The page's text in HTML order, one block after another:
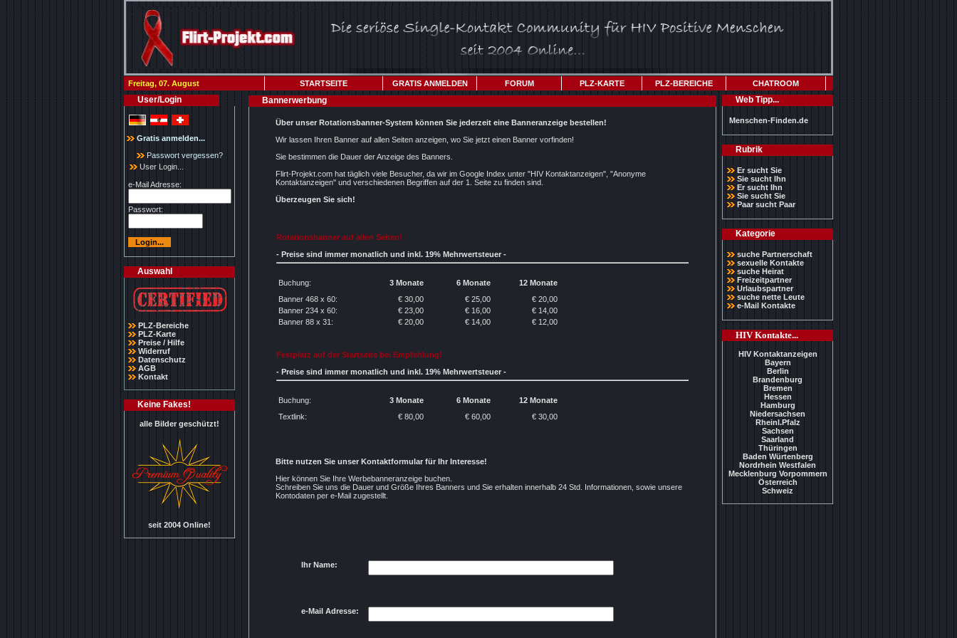
Freitag, 07. August STARTSEITE GRATIS ANMELDEN FORUM PLZ-KARTE PLZ-BEREICHE CHATROOM
User/Login
Gratis anmelden...
Passwort vergessen?
User Login...
e-Mail Adresse:
Passwort:
Auswahl
PLZ-Bereiche
PLZ-Karte
Preise / Hilfe
Widerruf
Datenschutz
AGB
Kontakt
Keine Fakes!
alle Bilder geschützt!
seit 2004 Online!
Bannerwerbung
Über unser Rotationsbanner-System können Sie jederzeit eine Banneranzeige bestellen!
Wir lassen Ihren Banner auf allen Seiten anzeigen, wo Sie jetzt einen Banner vorfinden!
Sie bestimmen die Dauer der Anzeige des Banners.
Flirt-Projekt.com hat täglich viele Besucher, da wir im Google Index unter "HIV Kontaktanzeigen", "Anonyme
Kontaktanzeigen" und verschiedenen Begriffen auf der 1. Seite zu finden sind.
Überzeugen Sie sich!
Rotationsbanner auf allen Seiten!
- Preise sind immer monatlich und inkl. 19% Mehrwertsteuer -
Buchung: 3 Monate 6 Monate
12 Monate
Banner 468 x 60:
€ 30,00 € 25,00
€ 20,00
Banner 234 x 60:
€ 23,00 € 16,00
€ 14,00
Banner 88 x 31:
€ 20,00 € 14,00 € 12,00
Festplatz auf der Startseite bei Empfehlung!
- Preise sind immer monatlich und inkl. 19% Mehrwertsteuer -
Buchung: 3 Monate 6 Monate
12 Monate
Textlink:
€ 80,00 € 60,00 € 30,00
Bitte nutzen Sie unser Kontaktformular für Ihr Interesse!
Hier können Sie Ihre Werbebanneranzeige buchen.
Schreiben Sie uns die Dauer und Größe Ihres Banners und Sie erhalten innerhalb 24 Std. Informationen, sowie unsere
Kontodaten per e-Mail zugestellt.
Web Tipp...
Menschen-Finden.de
Rubrik
Er sucht Sie
Sie sucht Ihn
Er sucht Ihn
Sie sucht Sie
Paar sucht Paar
Kategorie
suche Partnerschaft
sexuelle Kontakte
suche Heirat
Freizeitpartner
Urlaubspartner
suche nette Leute
e-Mail Kontakte
HIV Kontakte...
HIV Kontaktanzeigen
Bayern
Berlin
Brandenburg
Bremen
Hessen
Hamburg
Niedersachsen
Rheinl.Pfalz
Sachsen
Saarland
Thüringen
Baden Würtenberg
Nordrhein Westfalen
Mecklenburg Vorpommern
Österreich
Schweiz